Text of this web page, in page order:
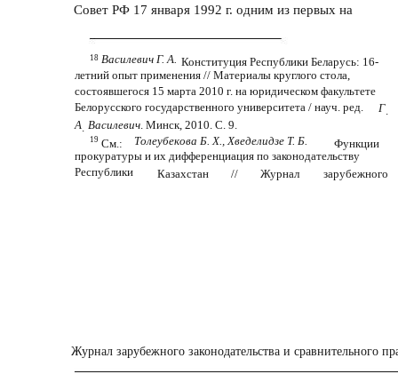
Совет РФ 17 января 1992 г. одним из первых на
18 Василевич Г. А. Конституция Республики Беларусь: 16-
летний опыт применения // Материалы круглого стола,
состоявшегося 15 марта 2010 г. на юридическом факультете
Белорусского государственного университета / науч. ред.
Г.
А. Василевич. Минск, 2010. С. 9.
19 См.: Толеубекова Б. Х., Хведелидзе Т. Б.
Функции
прокуратуры и их дифференциация по законодательству
Республики
Казахстан // Журнал зарубежного
Журнал зарубежного законодательства и сравнительного